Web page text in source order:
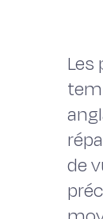
Les
de